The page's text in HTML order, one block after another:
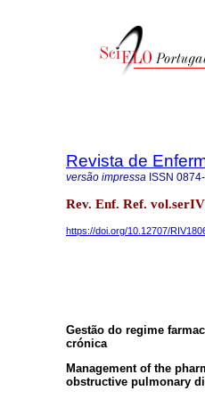
Revista de
versão impressa ISSN
Rev. Enf. Ref.
https://doi.org/10.12707/
Gestão do regime
crónica
Management of the
obstructive pulmonary